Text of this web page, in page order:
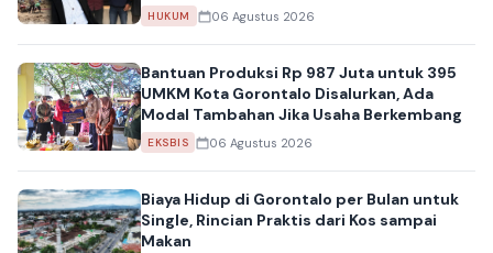
HUKUM 06 Agustus 2026
Bantuan Produksi Rp 987 Juta untuk 395
UMKM Kota Gorontalo Disalurkan, Ada
Modal Tambahan Jika Usaha Berkembang
EKSBIS 06 Agustus 2026
Biaya Hidup di Gorontalo per Bulan untuk
Single, Rincian Praktis dari Kos sampai
Makan